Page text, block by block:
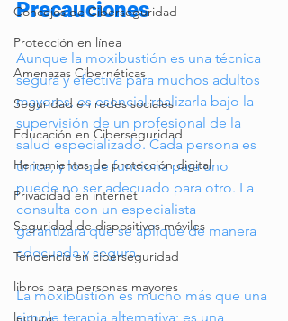
Concejos de Ciberseguridad
Protección en línea
Amenazas Cibernéticas
Seguridad en redes sociales
Educación en Ciberseguridad
Herramientas de protección digital
Privacidad en internet
Seguridad de dispositivos móviles
Tendencia en ciberseguridad
libros para personas mayores
lectura
Precauciones
Aunque la moxibustión es una técnica
segura y efectiva para muchos adultos
mayores, es esencial realizarla bajo la
supervisión de un profesional de la
salud especializado. Cada persona es
única, y lo que funciona para uno
puede no ser adecuado para otro. La
consulta con un especialista
garantizará que se aplique de manera
adecuada y segura.
La moxibustión es mucho más que una
simple terapia alternativa; es una